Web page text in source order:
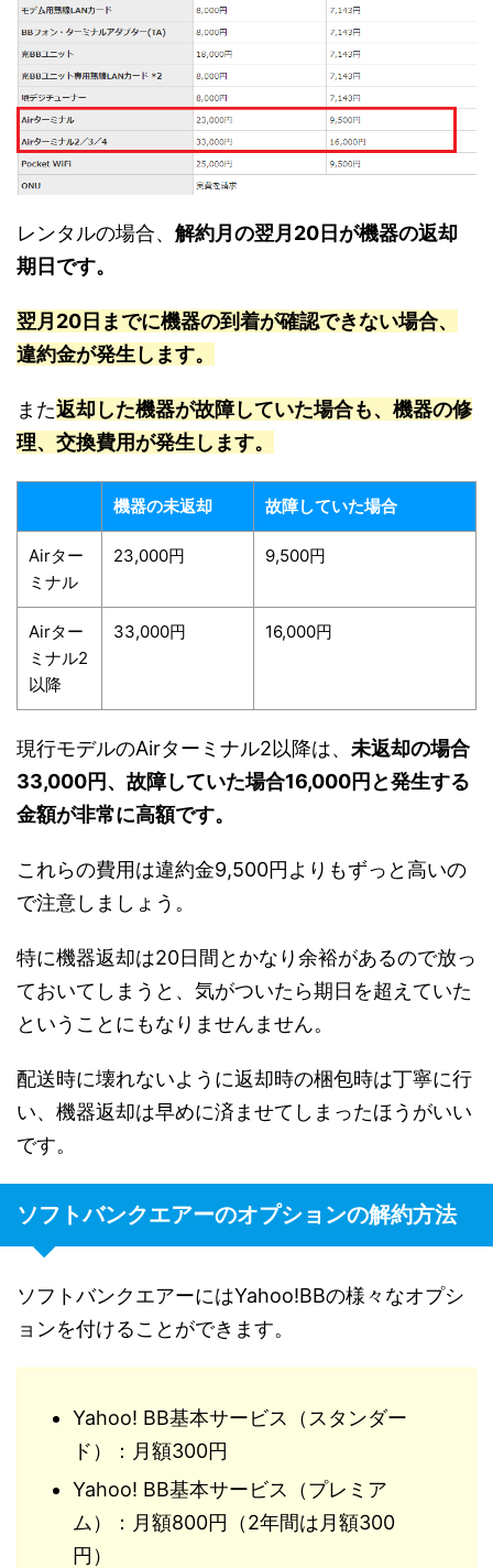
レンタルの場合、 解約月の翌月20日が機器の返却
期日です。
翌月20日までに機器の到着が確認できない場合、
違約金が発生します。
また返却した機器が故障していた場合も、機器の修
理、交換費用が発生します。
機器の未返却 故障していた場合
Airター
ミナル
23,000円 9,500円
Airター
ミナル2
以降
33,000円 16,000円
現行モデルのAirターミナル2以降は、 未返却の場合
33,000円、故障していた場合16,000円と発生する
金額が非常に高額です。
これらの費用は違約金9,500円よりもずっと高いの
で注意しましょう。
特に機器返却は20日間とかなり余裕があるので放っ
ておいてしまうと、気がついたら期日を超えていた
ということにもなりませんません。
配送時に壊れないように返却時の梱包時は丁寧に行
い、機器返却は早めに済ませてしまったほうがいい
です。
ソフトバンクエアーのオプションの解約方法
ソフトバンクエアーにはYahoo!BBの様々なオプシ
ョンを付けることができます。
Yahoo! BB基本サービス（スタンダー
ド）：月額300円
Yahoo! BB基本サービス（プレミア
ム）：月額800円（2年間は月額300
円）